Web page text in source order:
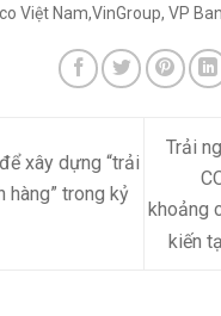
Việt Nam,VinGroup, VP
xây dựng “trải
hàng” trong kỷ
Trải
khoảng
kiến